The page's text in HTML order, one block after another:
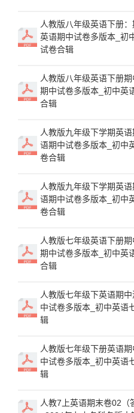
人教版八年级英语下册
英语期中试卷多版本_初
试卷合辑
人教版八年级英语下册
期中试卷多版本_初中英
合辑
人教版九年级下学期英
语期中试卷多版本_初中
卷合辑
人教版九年级下学期英
语期中试卷多版本_初中
卷合辑
人教版七年级英语下册
期中试卷多版本_初中英
合辑
人教版七年级下英语期
中试卷多版本_初中英语
辑
人教版七年级下册英语
中试卷多版本_初中英语
辑
人教7上英语期末卷02（